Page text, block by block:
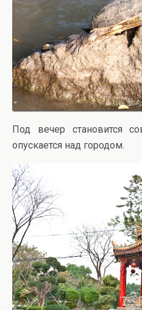
Под вечер становится
опускается над городом.